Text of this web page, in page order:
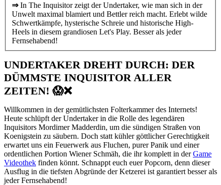
⇒In The Inquisitor zeigt der Undertaker, wie man sich in der
Unwelt maximal blamiert und Bettler reich macht. Erlebt wilde
Schwertkämpfe, hysterische Schreie und historische High-
Heels in diesem grandiosen Let's Play. Besser als jeder
Fernsehabend!
UNDERTAKER DREHT DURCH: DER
DÜMMSTE INQUISITOR ALLER
ZEITEN! 😱❌
Willkommen in der gemütlichsten Folterkammer des Internets!
Heute schlüpft der Undertaker in die Rolle des legendären
Inquisitors Mordimer Madderdin, um die sündigen Straßen von
Koenigstein zu säubern. Doch statt kühler göttlicher Gerechtigkeit
erwartet uns ein Feuerwerk aus Fluchen, purer Panik und einer
ordentlichen Portion Wiener Schmäh, die ihr komplett in derGame
Videothek finden könnt. Schnappt euch euer Popcorn, denn dieser
Ausflug in die tiefsten Abgründe der Ketzerei ist garantiert besser als
jeder Fernsehabend!